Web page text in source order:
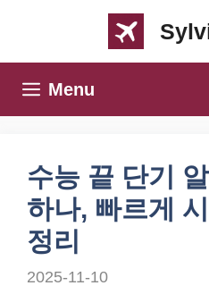
Menu
수능 끝 단기
하나, 빠르게
정리
2025-11-10